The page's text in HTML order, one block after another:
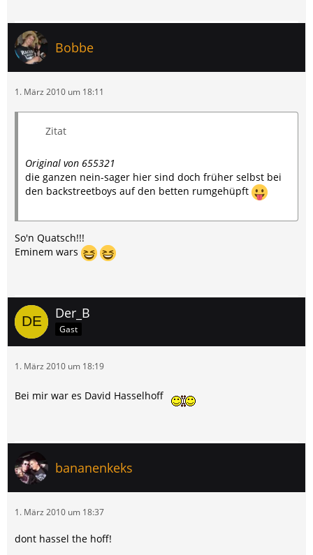
Bobbe
1. März 2010 um 18:11
Zitat
Original von 655321
die ganzen nein-sager hier sind doch früher selbst bei
den backstreetboys auf den betten rumgehüpft
So'n Quatsch!!!
Eminem wars
Der_B
Gast
1. März 2010 um 18:19
Bei mir war es David Hasselhoff
bananenkeks
1. März 2010 um 18:37
dont hassel the hoff!